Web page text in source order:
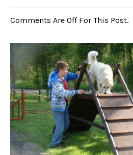
Comments Are Off For This Post.